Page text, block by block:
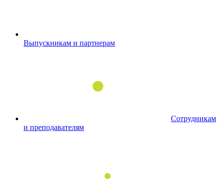
Выпускникам и партнерам
Сотрудникам
и преподавателям